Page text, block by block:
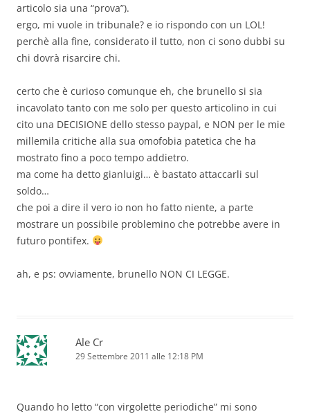
articolo sia una “prova”).
ergo, mi vuole in tribunale? e io rispondo con un LOL!
perchè alla fine, considerato il tutto, non ci sono dubbi su
chi dovrà risarcire chi.
certo che è curioso comunque eh, che brunello si sia
incavolato tanto con me solo per questo articolino in cui
cito una DECISIONE dello stesso paypal, e NON per le mie
millemila critiche alla sua omofobia patetica che ha
mostrato fino a poco tempo addietro.
ma come ha detto gianluigi… è bastato attaccarli sul
soldo…
che poi a dire il vero io non ho fatto niente, a parte
mostrare un possibile problemino che potrebbe avere in
futuro pontifex.
ah, e ps: ovviamente, brunello NON CI LEGGE.
Ale Cr
29 Settembre 2011 alle 12:18 PM
Quando ho letto “con virgolette periodiche” mi sono